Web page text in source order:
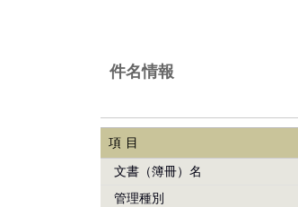
件名情報
項目
文書（簿冊）名
管理種別